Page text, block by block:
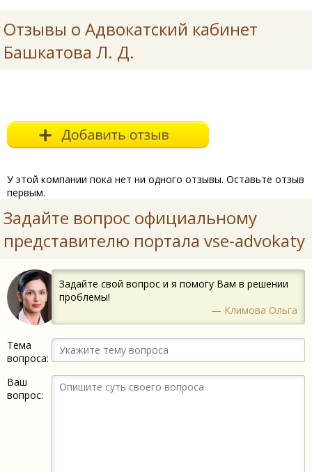
Отзывы о Адвокатский кабинет
Башкатова Л. Д.
У этой компании пока нет ни одного отзывы. Оставьте отзыв
первым.
Задайте вопрос официальному
представителю портала vse-advokaty
Задайте свой вопрос и я помогу Вам в решении
проблемы!
— Климова Ольга
Тема
вопроса:
Ваш
вопрос: